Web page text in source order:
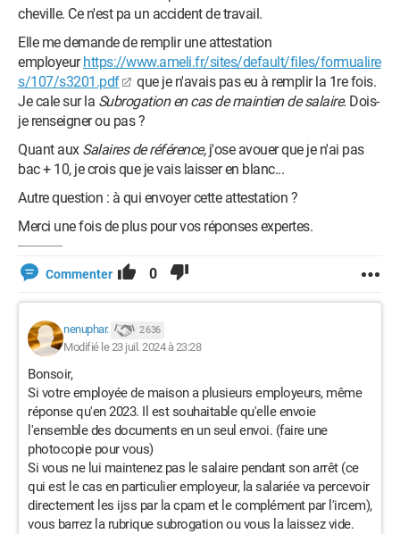
cheville. Ce n'est pa un accident de travail.
Elle me demande de remplir une attestation
employeurhttps://www.ameli.fr/sites/default/files/formualire
s/107/s3201.pdf
que je n'avais pas eu à remplir la 1re fois.
Je cale sur la Subrogation en cas de maintien de salaire. Dois-
je renseigner ou pas ?
Quant aux Salaires de référence,j'ose avouer que je n'ai pas
bac + 10, je crois que je vais laisser en blanc...
Autre question : à qui envoyer cette attestation ?
Merci une fois de plus pour vos réponses expertes.
Commenter 0
nenuphar. 2 636
Modifié le 23 juil. 2024 à 23:28
Bonsoir,
Si votre employée de maison a plusieurs employeurs, même
réponse qu'en 2023. Il est souhaitable qu'elle envoie
l'ensemble des documents en un seul envoi. (faire une
photocopie pour vous)
Si vous ne lui maintenez pas le salaire pendant son arrêt (ce
qui est le cas en particulier employeur, la salariée va percevoir
directement les ijss par la cpam et le complément par l'ircem),
vous barrez la rubrique subrogation ou vous la laissez vide.